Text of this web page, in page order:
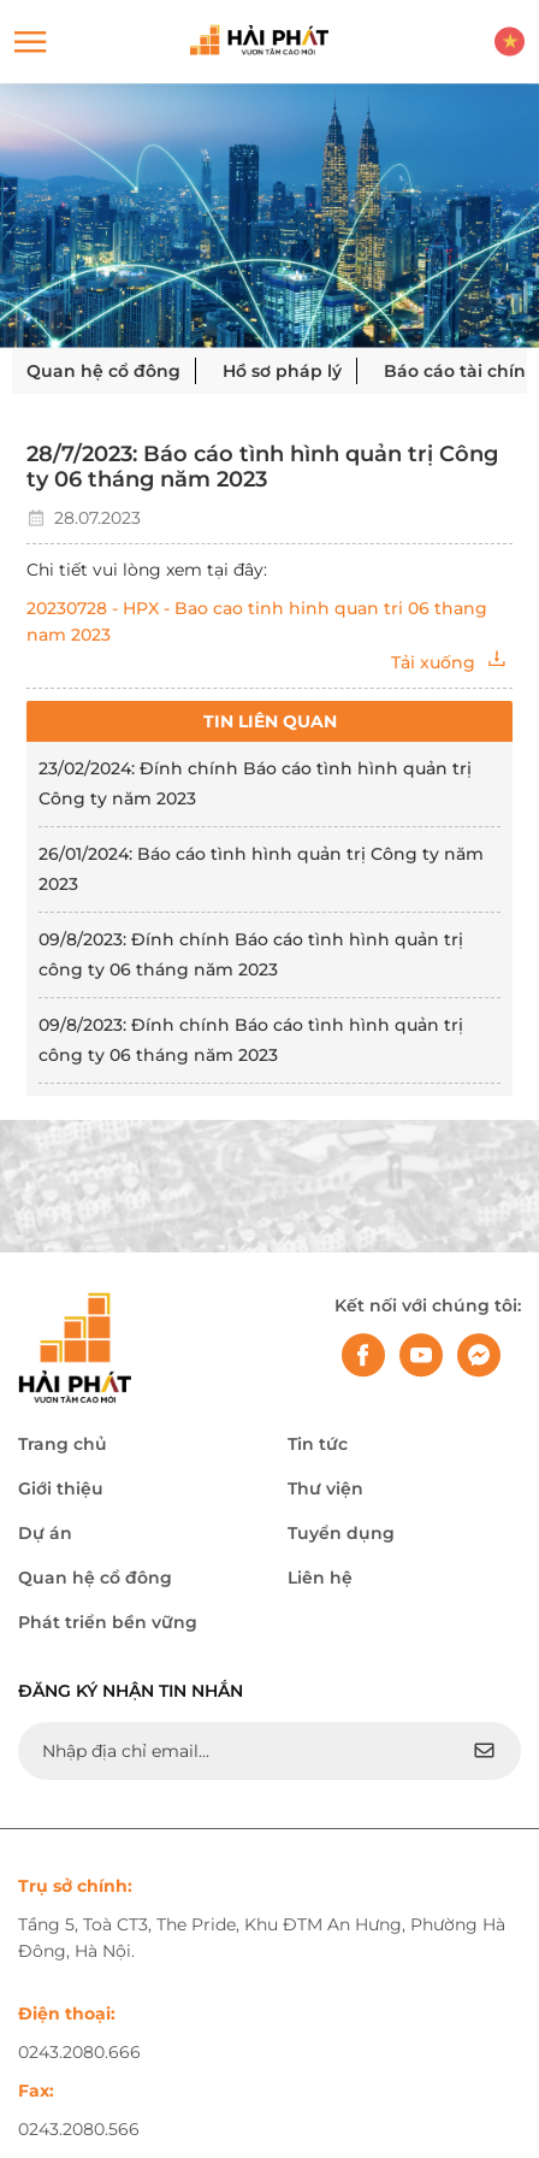
Quan hệ cổ đông Hồ sơ pháp lý Báo cáo tài chính
28/7/2023: Báo cáo tình hình quản trị Công
ty 06 tháng năm 2023
28.07.2023
Chi tiết vui lòng xem tại đây:
20230728 - HPX - Bao cao tinh hinh quan tri 06 thang
nam 2023
Tải xuống
TIN LIÊN QUAN
23/02/2024: Đính chính Báo cáo tình hình quản trị
Công ty năm 2023
26/01/2024: Báo cáo tình hình quản trị Công ty năm
2023
09/8/2023: Đính chính Báo cáo tình hình quản trị
công ty 06 tháng năm 2023
09/8/2023: Đính chính Báo cáo tình hình quản trị
công ty 06 tháng năm 2023
Kết nối với chúng tôi:
Trang chủ
Giới thiệu
Dự án
Quan hệ cổ đông
Phát triển bền vững
Tin tức
Thư viện
Tuyển dụng
Liên hệ
ĐĂNG KÝ NHẬN TIN NHẮN
Trụ sở chính:
Tầng 5, Toà CT3, The Pride, Khu ĐTM An Hưng, Phường Hà
Đông, Hà Nội.
Điện thoại:
0243.2080.666
Fax:
0243.2080.566